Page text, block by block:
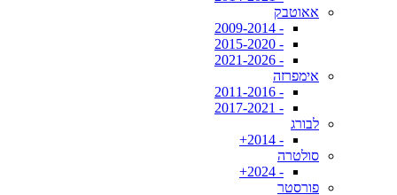
אאוטבק
- 2009-2014
- 2015-2020
- 2021-2026
אימפרזה
- 2011-2016
- 2017-2021
לבורג
- 2014+
סולטרה
- 2024+
פורסטר